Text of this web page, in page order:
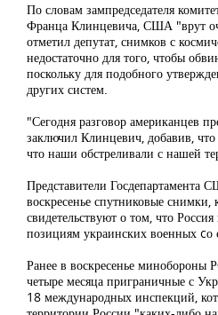
По словам зампредседателя
Франца Клинцевича, США "врут
отметил депутат, снимков с
недостаточно для того, чтобы
поскольку для подобного
других систем.
"Сегодня разговор американцев
заключил Клинцевич, добавив,
что наши обстреливали с нашей
Представители Госдепартамента
воскресенье спутниковые снимки,
свидетельствуют о том, что
позициям украинских военных cо
Ранее в воскресенье минобороны
четыре месяца приграничные с
18 международных инспекций,